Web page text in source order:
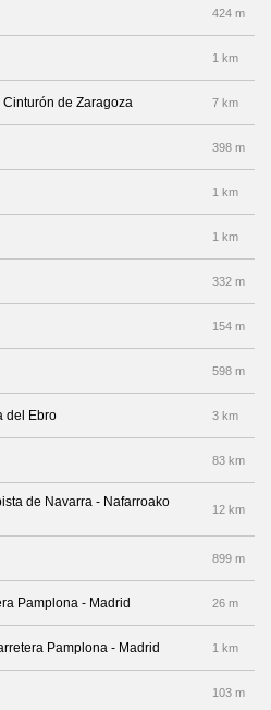
424 m
1 km
de Zaragoza 7 km
398 m
1 km
1 km
332 m
154 m
598 m
del Ebro 3 km
83 km
de Navarra - Nafarroako
12 km
899 m
Pamplona - Madrid 26 m
Pamplona - Madrid 1 km
103 m